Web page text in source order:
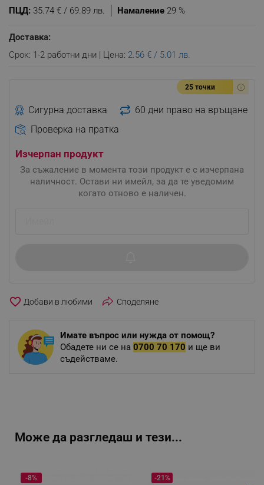
Намаление 29 %
ПЦД: 35.74 € / 69.89 лв.
Доставка:
Срок: 1-2 работни дни | Цена: 2.56 € / 5.01 лв.
25 точки
Сигурна доставка
60 дни право на връщане
Проверка на пратка
Изчерпан продукт
За съжаление в момента този продукт е с изчерпана
наличност. Остави ни имейл, за да те уведомим
когато отново е наличен.
favorite_border Споделяне
Имате въпрос или нужда от помощ?
Обадете ни се на 0700 70 170 и ще ви
съдействаме.
Може да разгледаш и тези...
-8% -21%